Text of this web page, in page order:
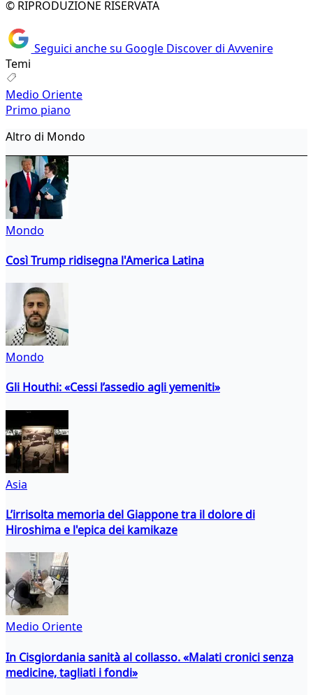
© RIPRODUZIONE RISERVATA
Seguici anche su Google Discover di Avvenire
Temi
Medio Oriente
Primo piano
Altro di Mondo
Mondo
Così Trump ridisegna l'America Latina
Mondo
Gli Houthi: «Cessi l’assedio agli yemeniti»
Asia
L’irrisolta memoria del Giappone tra il dolore di
Hiroshima e l'epica dei kamikaze
Medio Oriente
In Cisgiordania sanità al collasso. «Malati cronici senza
medicine, tagliati i fondi»